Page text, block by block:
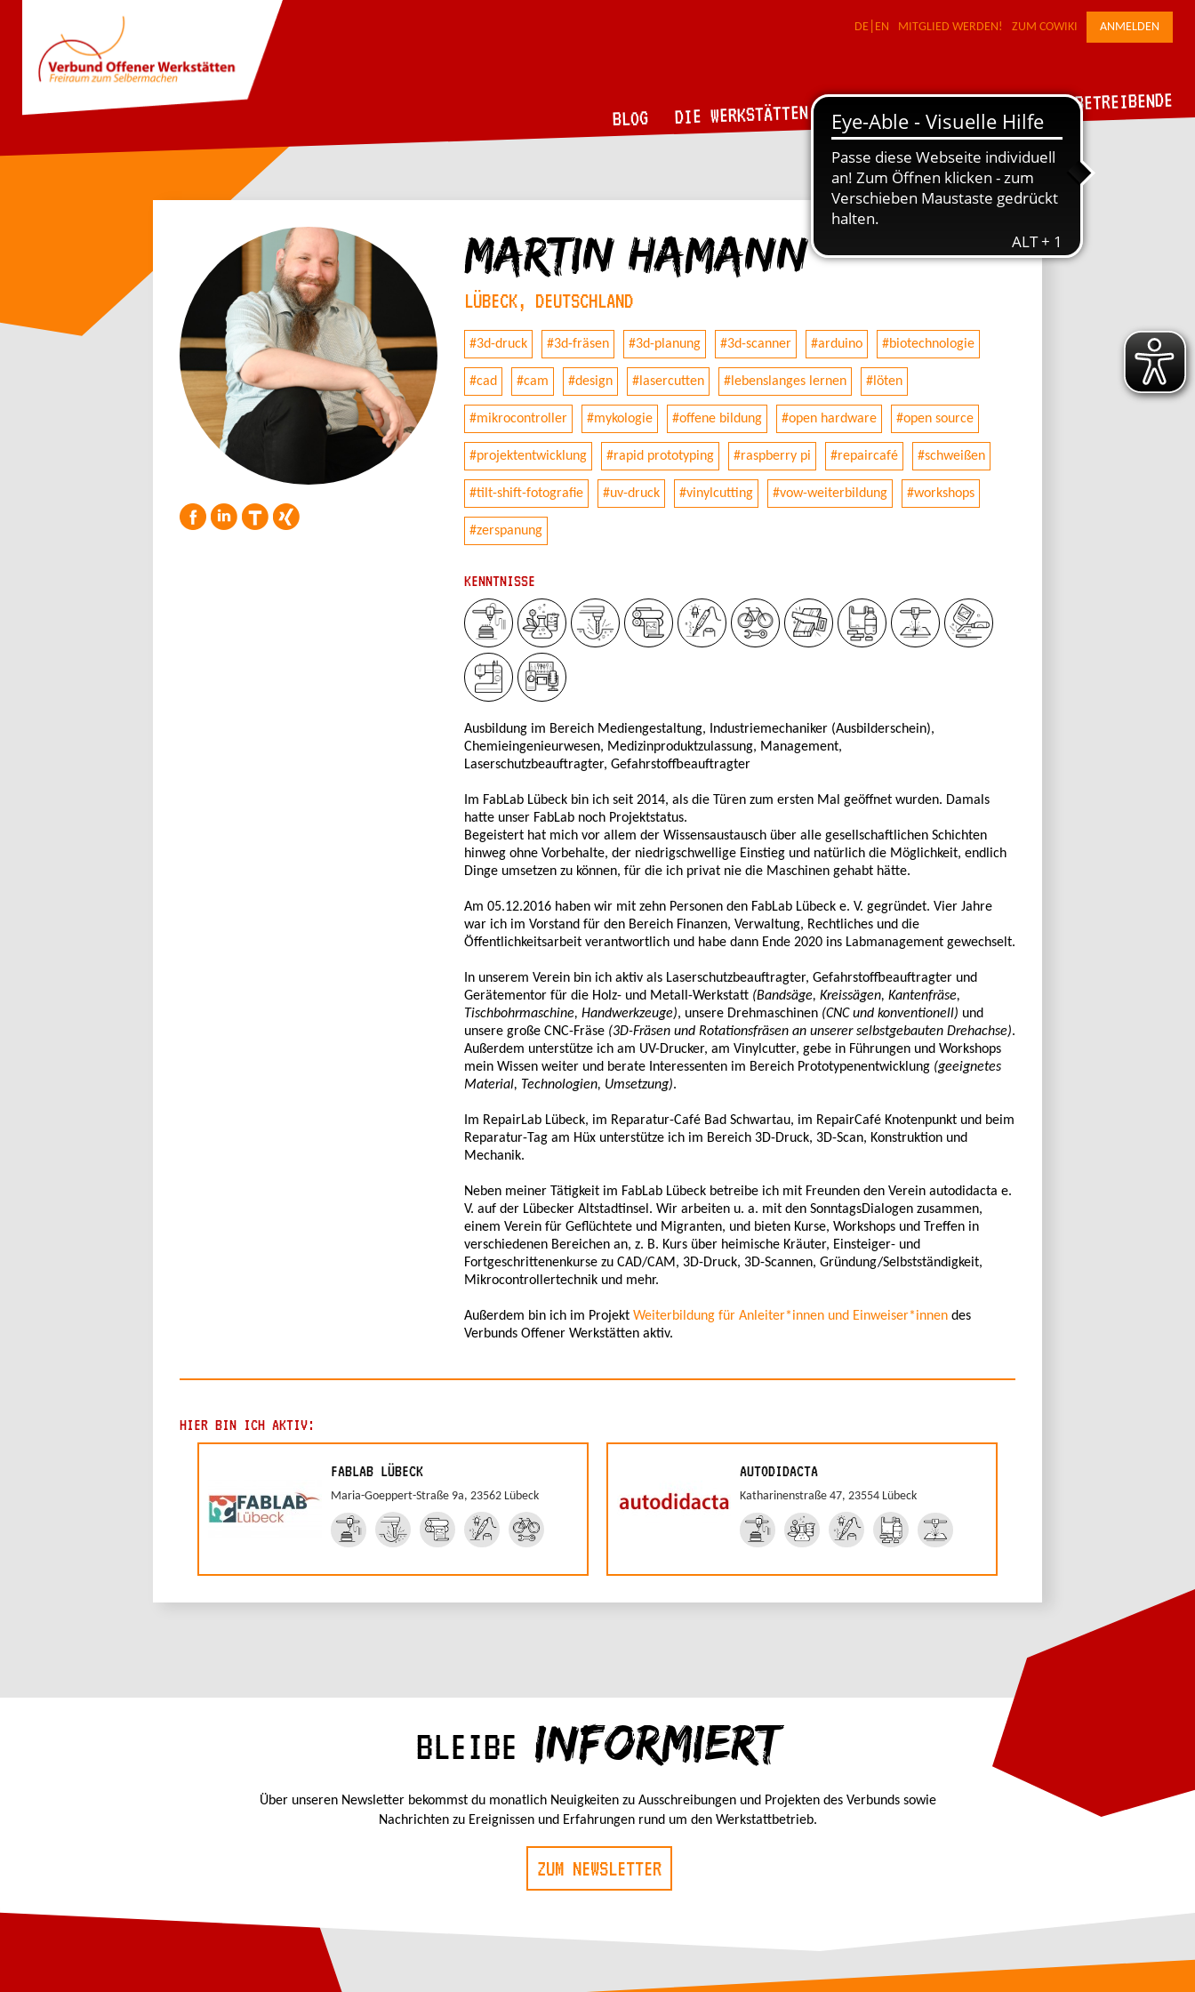
DE EN MITGLIED WERDEN! ZUM COWIKI ANMELDEN
BLOG DIE WERKSTÄTTEN DER VERBUND FÜR WERKSTATTBETREIBENDE
Martin Hamann
LÜBECK, DEUTSCHLAND
#3d-druck #3d-fräsen #3d-planung #3d-scanner #arduino #biotechnologie
#cad #cam #design #lasercutten #lebenslanges lernen #löten
#mikrocontroller #mykologie #offene bildung #open hardware #open source
#projektentwicklung #rapid prototyping #raspberry pi #repaircafé #schweißen
#tilt-shift-fotografie #uv-druck #vinylcutting #vow-weiterbildung #workshops
#zerspanung
KENNTNISSE
Ausbildung im Bereich Mediengestaltung, Industriemechaniker (Ausbilderschein),
Chemieingenieurwesen, Medizinproduktzulassung, Management,
Laserschutzbeauftragter, Gefahrstoffbeauftragter
Im FabLab Lübeck bin ich seit 2014, als die Türen zum ersten Mal geöffnet wurden. Damals
hatte unser FabLab noch Projektstatus.
Begeistert hat mich vor allem der Wissensaustausch über alle gesellschaftlichen Schichten
hinweg ohne Vorbehalte, der niedrigschwellige Einstieg und natürlich die Möglichkeit, endlich
Dinge umsetzen zu können, für die ich privat nie die Maschinen gehabt hätte.
Am 05.12.2016 haben wir mit zehn Personen den FabLab Lübeck e. V. gegründet. Vier Jahre
war ich im Vorstand für den Bereich Finanzen, Verwaltung, Rechtliches und die
Öffentlichkeitsarbeit verantwortlich und habe dann Ende 2020 ins Labmanagement gewechselt.
In unserem Verein bin ich aktiv als Laserschutzbeauftragter, Gefahrstoffbeauftragter und
Gerätementor für die Holz- und Metall-Werkstatt (Bandsäge, Kreissägen, Kantenfräse,
Tischbohrmaschine, Handwerkzeuge), unsere Drehmaschinen (CNC und konventionell) und
unsere große CNC-Fräse (3D-Fräsen und Rotationsfräsen an unserer selbstgebauten Drehachse).
Außerdem unterstütze ich am UV-Drucker, am Vinylcutter, gebe in Führungen und Workshops
mein Wissen weiter und berate Interessenten im Bereich Prototypenentwicklung (geeignetes
Material, Technologien, Umsetzung).
Im RepairLab Lübeck, im Reparatur-Café Bad Schwartau, im RepairCafé Knotenpunkt und beim
Reparatur-Tag am Hüx unterstütze ich im Bereich 3D-Druck, 3D-Scan, Konstruktion und
Mechanik.
Neben meiner Tätigkeit im FabLab Lübeck betreibe ich mit Freunden den Verein autodidacta e.
V. auf der Lübecker Altstadtinsel. Wir arbeiten u. a. mit den SonntagsDialogen zusammen,
einem Verein für Geflüchtete und Migranten, und bieten Kurse, Workshops und Treffen in
verschiedenen Bereichen an, z. B. Kurs über heimische Kräuter, Einsteiger- und
Fortgeschrittenenkurse zu CAD/CAM, 3D-Druck, 3D-Scannen, Gründung/Selbstständigkeit,
Mikrocontrollertechnik und mehr.
Außerdem bin ich im Projekt Weiterbildung für Anleiter*innen und Einweiser*innen des
Verbunds Offener Werkstätten aktiv.
HIER BIN ICH AKTIV:
FABLAB LÜBECK
Maria-Goeppert-Straße 9a, 23562 Lübeck
AUTODIDACTA
Katharinenstraße 47, 23554 Lübeck
BLEIBE INFORMIERT
Über unseren Newsletter bekommst du monatlich Neuigkeiten zu Ausschreibungen und Projekten des Verbunds sowie
Nachrichten zu Ereignissen und Erfahrungen rund um den Werkstattbetrieb.
ZUM NEWSLETTER